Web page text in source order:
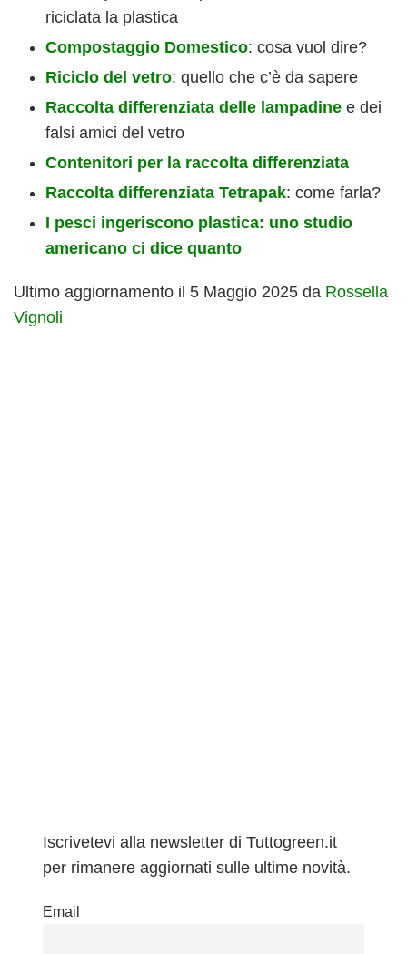
riciclata la plastica
Compostaggio Domestico: cosa vuol dire?
Riciclo del vetro: quello che c’è da sapere
Raccolta differenziata delle lampadine e dei
falsi amici del vetro
Contenitori per la raccolta differenziata
Raccolta differenziata Tetrapak: come farla?
I pesci ingeriscono plastica: uno studio
americano ci dice quanto
Ultimo aggiornamento il 5 Maggio 2025 da Rossella
Vignoli
Iscrivetevi alla newsletter di Tuttogreen.it
per rimanere aggiornati sulle ultime novità.
Email